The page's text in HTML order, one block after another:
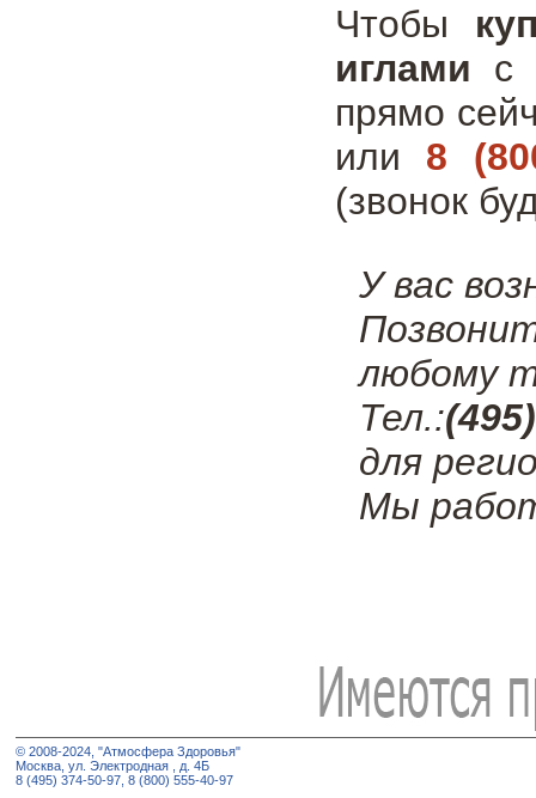
Чтобы
иглами с
прямо
или 8
(звонок
У вас
любому
Тел.:
для
Мы
© 2008-2024, "Атмосфера Здоровья"
Москва, ул. Электродная , д. 4Б
8 (495) 374-50-97, 8 (800) 555-40-97